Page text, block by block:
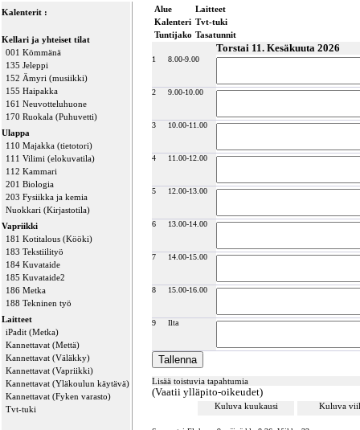
Kalenterit :
Kellari ja yhteiset tilat
001 Kömmänä
135 Jeleppi
152 Ämyri (musiikki)
155 Haipakka
161 Neuvotteluhuone
170 Ruokala (Puhuvetti)
Ulappa
110 Majakka (tietotori)
111 Vilimi (elokuvatila)
112 Kammari
201 Biologia
203 Fysiikka ja kemia
Nuokkari (Kirjastotila)
Vapriikki
181 Kotitalous (Kööki)
183 Tekstiilityö
184 Kuvataide
185 Kuvataide2
186 Metka
188 Tekninen työ
Laitteet
iPadit (Metka)
Kannettavat (Mettä)
Kannettavat (Väläkky)
Kannettavat (Vapriikki)
Kannettavat (Yläkoulun käytävä)
Kannettavat (Fyken varasto)
Tvt-tuki
Alue
Laitteet
Kalenteri Tvt-tuki
Tuntijako Tasatunnit
Torstai 11. Kesäkuuta 2026
1 8.00-9.00
2 9.00-10.00
3 10.00-11.00
4 11.00-12.00
5 12.00-13.00
6 13.00-14.00
7 14.00-15.00
8 15.00-16.00
9 Ilta
Lisää toistuvia tapahtumia
(Vaatii ylläpito-oikeudet)
Kuluva kuukausi Kuluva